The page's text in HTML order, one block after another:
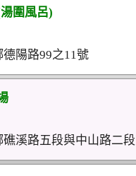
圍風呂)
陽路99之11號
溪路五段與中山路二